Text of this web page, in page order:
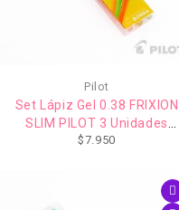
Pilot
Set Lápiz Gel 0.38 FRIXION
SLIM PILOT 3 Unidades
(Borrable)
$7.950